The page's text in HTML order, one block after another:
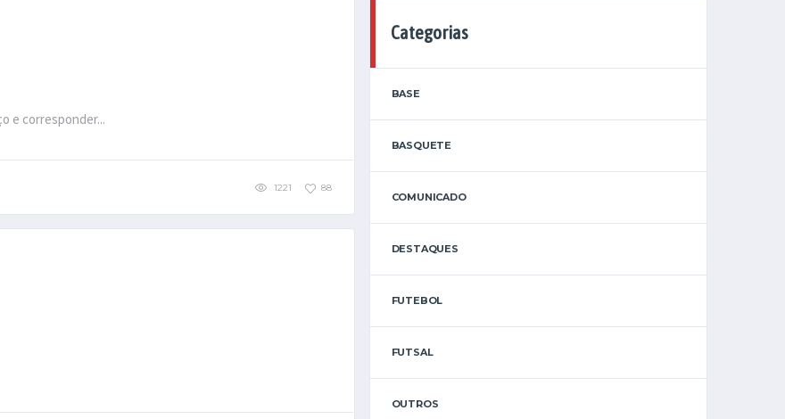
e corresponder...
1221 88
Categorias
BASE
BASQUETE
COMUNICADO
DESTAQUES
FUTEBOL
FUTSAL
OUTROS